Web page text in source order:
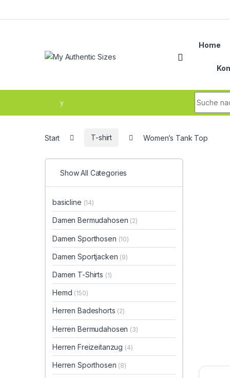
Home
Start T-shirt Women’s Tank Top
Show All Categories
basicline (14)
Damen Bermudahosen (2)
Damen Sporthosen (10)
Damen Sportjacken (9)
Damen T-Shirts (1)
Hemd (150)
Herren Badeshorts (2)
Herren Bermudahosen (3)
Herren Freizeitanzug (4)
Herren Sporthosen (8)